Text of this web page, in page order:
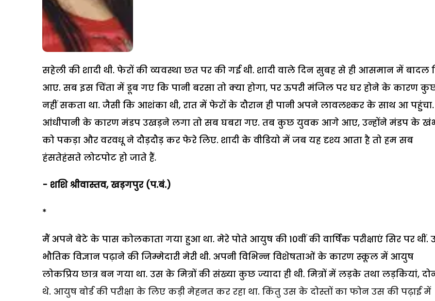
सहेली की शादी थी. फेरों की व्यवस्था छत पर की गई थी. शादी वाले दिन सुबह से ही आसमान में बादल
आए. सब इस चिंता में डूब गए कि पानी बरसा तो क्या होगा, पर ऊपरी मंजिल पर घर होने के कारण
नहीं सकता था. जैसी कि आशंका थी, रात में फेरों के दौरान ही पानी अपने लावलश्कर के साथ आ पहुंचा.
आंधीपानी के कारण मंडप उखड़ने लगा तो सब घबरा गए. तब कुछ युवक आगे आए, उन्होंने मंडप के
को पकड़ा और वरवधू ने दौड़दौड़ कर फेरे लिए. शादी के वीडियो में जब यह दृश्य आता है तो हम सब
हंसतेहंसते लोटपोट हो जाते हैं.
- शशि श्रीवास्तव, खड़गपुर (प.बं.)
*
मैं अपने बेटे के पास कोलकाता गया हुआ था. मेरे पोते आयुष की 10वीं की वार्षिक परीक्षाएं सिर पर थीं.
भौतिक विज्ञान पढ़ाने की जिम्मेदारी मेरी थी. अपनी विभिन्न विशेषताओं के कारण स्कूल में आयुष
लोकप्रिय छात्र बन गया था. उस के मित्रों की संख्या कुछ ज्यादा ही थी. मित्रों में लड़के तथा लड़कियां,
थे. आयुष बोर्ड की परीक्षा के लिए कड़ी मेहनत कर रहा था. किंतु उस के दोस्तों का फोन उस की पढ़ाई में